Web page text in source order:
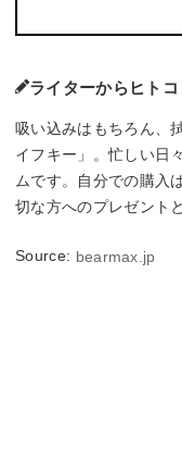
ライターからヒトコ
吸い込みはもちろん、
イフキー」。忙しい日
ムです。自分での購入
切な方へのプレゼント
Source: bearmax.jp